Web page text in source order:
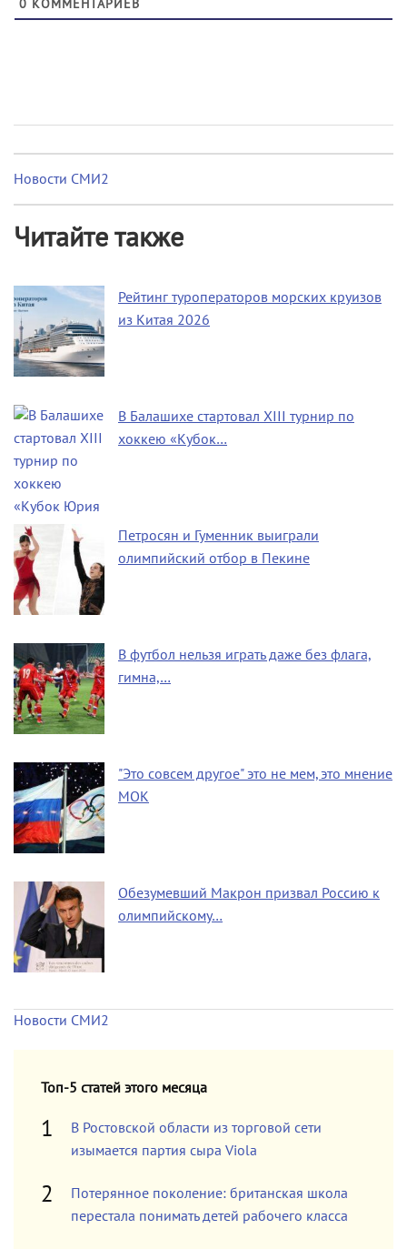
0 КОММЕНТАРИЕВ
Новости СМИ2
Читайте также
Рейтинг туроператоров морских круизов
из Китая 2026
В Балашихе стартовал XIII турнир по
хоккею «Кубок…
Петросян и Гуменник выиграли
олимпийский отбор в Пекине
В футбол нельзя играть даже без флага,
гимна,…
"Это совсем другое" это не мем, это мнение
МОК
Обезумевший Макрон призвал Россию к
олимпийскому…
Новости СМИ2
Топ-5 статей этого месяца
В Ростовской области из торговой сети
изымается партия сыра Viola
Потерянное поколение: британская школа
перестала понимать детей рабочего класса